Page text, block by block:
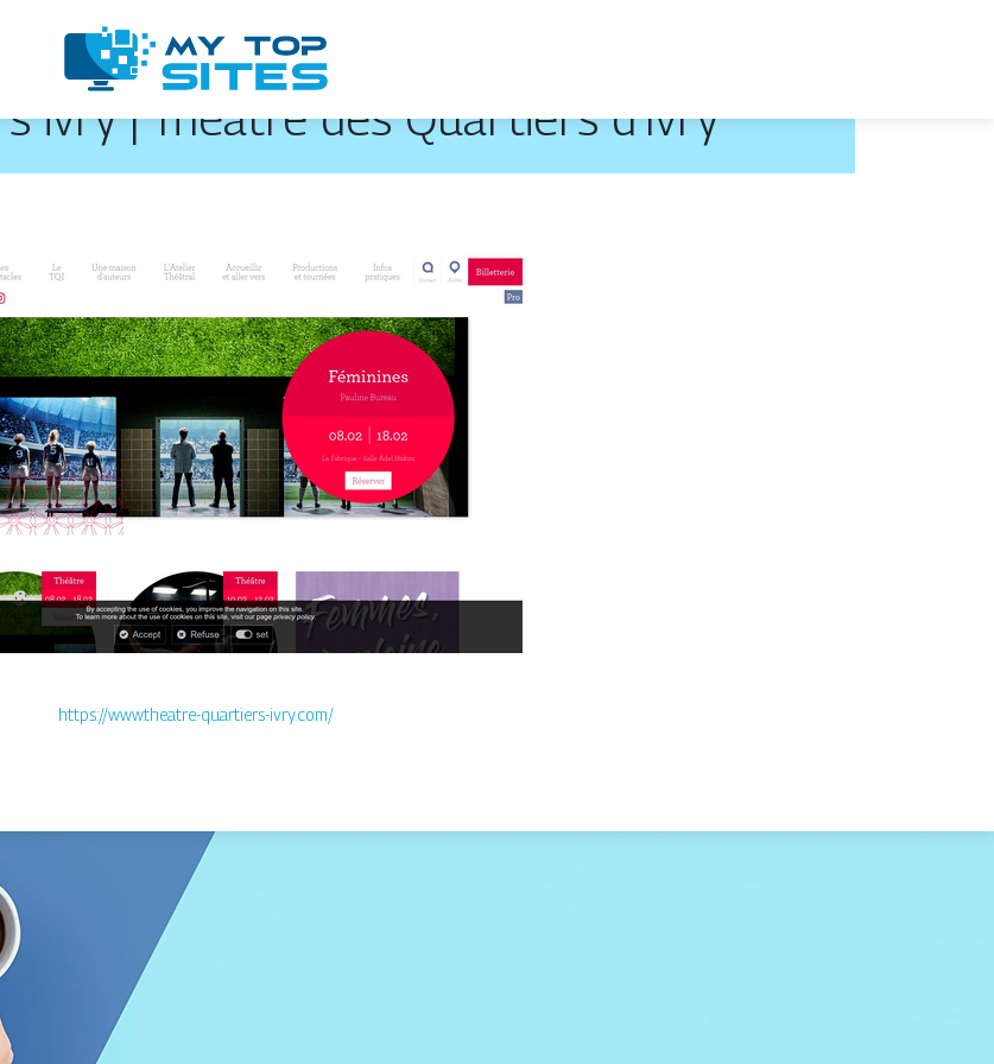
ivry | Théâtre des Quartiers d’Ivry
https://www.theatre-quartiers-ivry.com/